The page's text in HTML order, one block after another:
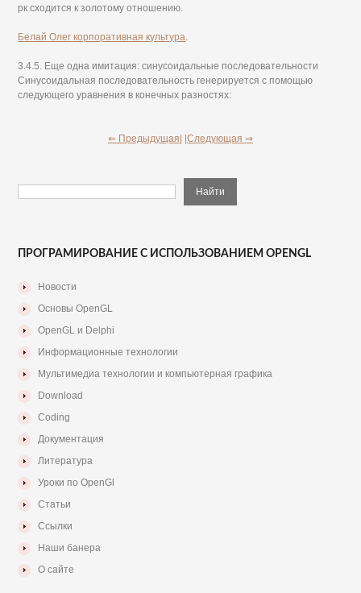
рк сходится к золотому отношению.
Белай Олег корпоративная культура.
3.4.5. Еще одна имитация: синусоидальные последовательности
Синусоидальная последовательность генерируется с помощью
следующего уравнения в конечных разностях:
⇐ Предыдущая| |Следующая ⇒
ПРОГРАМИРОВАНИЕ С ИСПОЛЬЗОВАНИЕМ OPENGL
Новости
Основы OpenGL
OpenGL и Delphi
Информационные технологии
Мультимедиа технологии и компьютерная графика
Download
Coding
Документация
Литература
Уроки по OpenGl
Статьи
Ссылки
Наши банера
О сайте